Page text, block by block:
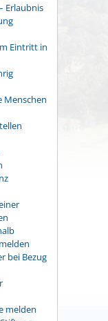
Erlaubnis
Eintritt in
Menschen
bei Bezug
melden